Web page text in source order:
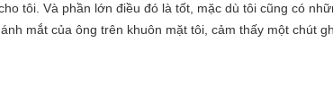
tôi. Và phần lớn điều đó là tốt, mặc dù tôi cũng có
mắt của ông trên khuôn mặt tôi, cảm thấy một chút